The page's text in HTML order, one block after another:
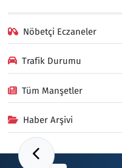
Nöbetçi Eczaneler
Trafik Durumu
Tüm Manşetler
Haber Arşivi